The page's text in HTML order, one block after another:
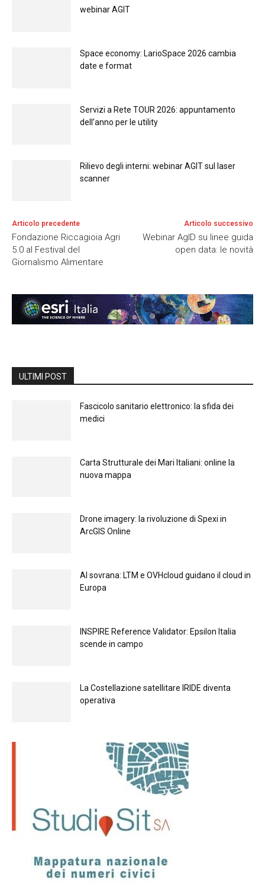
webinar AGIT
Space economy: LarioSpace 2026 cambia
date e format
Servizi a Rete TOUR 2026: appuntamento
dell’anno per le utility
Rilievo degli interni: webinar AGIT sul laser
scanner
Articolo precedente
Fondazione Riccagioia Agri
5.0 al Festival del
Giornalismo Alimentare
Articolo successivo
Webinar AgID su linee guida
open data: le novità
ULTIMI POST
Fascicolo sanitario elettronico: la sfida dei
medici
Carta Strutturale dei Mari Italiani: online la
nuova mappa
Drone imagery: la rivoluzione di Spexi in
ArcGIS Online
Al sovrana: LTM е OVHcloud guidano il cloud in
Europа
INSPIRE Reference Validator: Epsilon Italia
scende in campo
La Costellazione satellitare IRIDE diventa
operativa